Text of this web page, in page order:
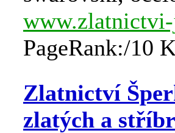
PageRank:/10
Zlatnictví
zlatých a